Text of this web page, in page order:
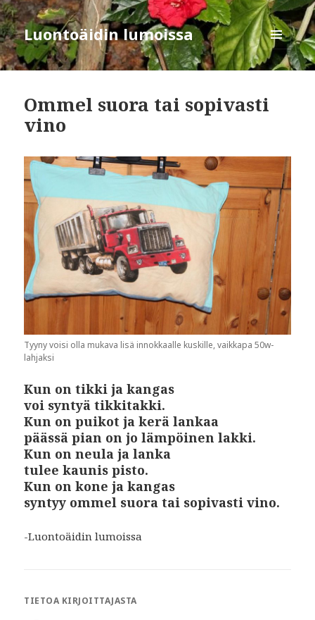
Luontoäidin lumoissa
VALIKKO
JA
Ommel suora tai sopivasti
vino
Tyyny voisi olla mukava lisä innokkaalle kuskille, vaikkapa 50w-
lahjaksi
Kun on tikki ja kangas
voi syntyä tikkitakki.
Kun on puikot ja kerä lankaa
päässä pian on jo lämpöinen lakki.
Kun on neula ja lanka
tulee kaunis pisto.
Kun on kone ja kangas
syntyy ommel suora tai sopivasti vino.
-Luontoäidin lumoissa
TIETOA KIRJOITTAJASTA